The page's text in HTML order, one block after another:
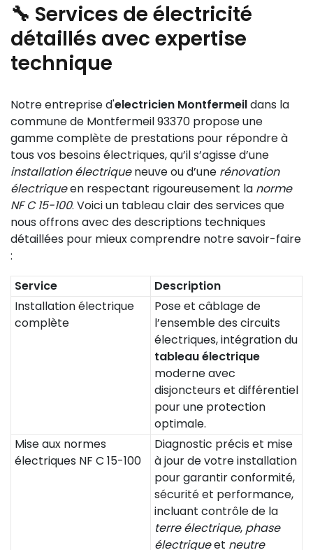
🔧 Services de électricité
détaillés avec expertise
technique
Notre entreprise d'electricien Montfermeildans la
commune de Montfermeil 93370 propose une
gamme complète de prestations pour répondre à
tous vos besoins électriques, qu’il s’agisse d’une
installation électriqueneuve ou d’une rénovation
électriqueen respectant rigoureusement la norme
NF C 15-100. Voici un tableau clair des services que
nous offrons avec des descriptions techniques
détaillées pour mieux comprendre notre savoir-faire
:
Service
Description
Installation électrique
complète
Pose et câblage de
l’ensemble des circuits
électriques, intégration du
tableau électrique
moderne avec
disjoncteurs et différentiel
pour une protection
optimale.
Mise aux normes
électriques NF C 15-100
Diagnostic précis et mise
à jour de votre installation
pour garantir conformité,
sécurité et performance,
incluant contrôle de la
terre électrique, phase
électriqueet neutre